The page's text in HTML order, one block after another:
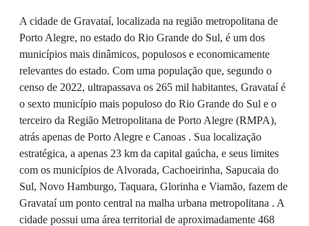
A cidade de Gravataí, localizada na região metropolitana de
Porto Alegre, no estado do Rio Grande do Sul, é um dos
municípios mais dinâmicos, populosos e economicamente
relevantes do estado. Com uma população que, segundo o
censo de 2022, ultrapassava os 265 mil habitantes, Gravataí é
o sexto município mais populoso do Rio Grande do Sul e o
terceiro da Região Metropolitana de Porto Alegre (RMPA),
atrás apenas de Porto Alegre e Canoas . Sua localização
estratégica, a apenas 23 km da capital gaúcha, e seus limites
com os municípios de Alvorada, Cachoeirinha, Sapucaia do
Sul, Novo Hamburgo, Taquara, Glorinha e Viamão, fazem de
Gravataí um ponto central na malha urbana metropolitana . A
cidade possui uma área territorial de aproximadamente 468